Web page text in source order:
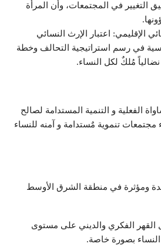
التغيير في المجتمعات، وأن المرأة
الإقليمي: اعتبار الإرث النسائي
في رسم استراتيجية التحالف وخطة
مُلكٌ لكل النساء.
الفعلية و التنمية المستدامة لصالح
مجتمعات تنموية مٌستدامة و آمنه للنساء
ومؤثرة في منطقة الشرق الأوسط
الفكري والديني على مستوى
النساء بصورة خاصة.